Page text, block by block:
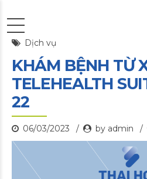
Dịch vụ
KHÁM BỆNH TỪ
TELEHEALTH
22
06/03/2023 by admin